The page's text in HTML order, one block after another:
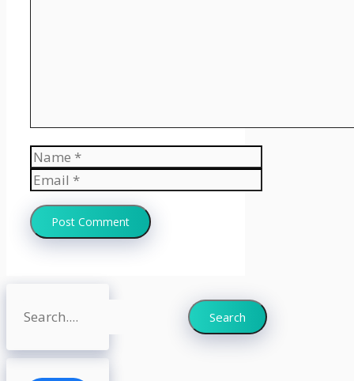
Name
Email
Search